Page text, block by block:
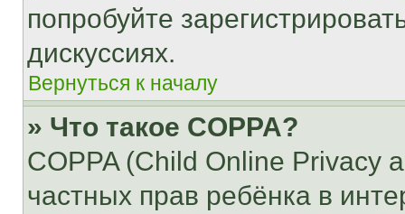
попробуйте
дискуссиях.
Вернуться к началу
» Что такое COPPA?
COPPA (Child Online Privacy
частных прав ребёнка в